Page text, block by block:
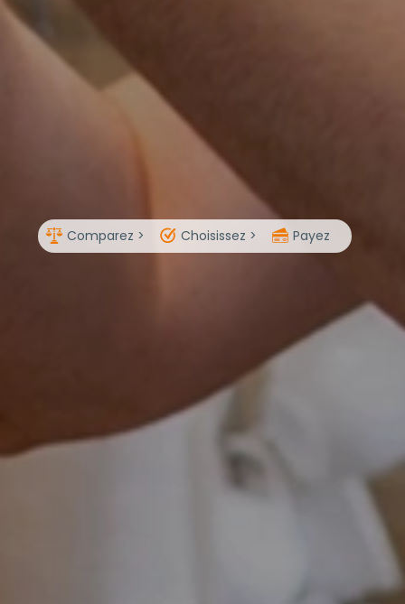
Comparez > Choisissez > Payez